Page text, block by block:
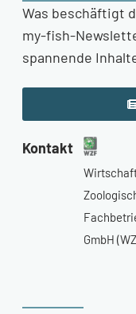
Was beschäftigt
my-fish-
spannende
Kontakt
GmbH